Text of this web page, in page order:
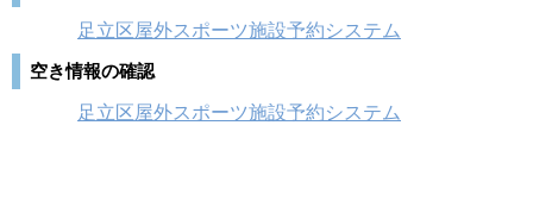
足立区屋外スポーツ施設予約システム
空き情報の確認
足立区屋外スポーツ施設予約システム